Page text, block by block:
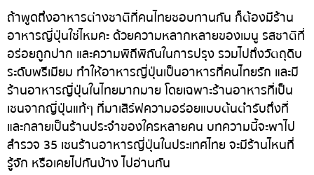
ขนมหวานญี่ปุ่น
เทมปุระ
โอมากาเสะ
ร้านอาหารญี่ปุ่นระดับพรีเมียม
ซาชิมิ/อาหารทะเล
อาหารตะวันตกสไตล์ญี่ปุ่น
ปลาไหลย่าง
อารีย์
สีลม
สาทร
อ่อนนุช
พระราม 9
รัชดา
พระโขนง
ถ้าพูดถึงอาหารต่างชาติที่คนไทยชอบทานกัน ก็ต้องมีร้าน
อาหารญี่ปุ่นใช่ไหมคะ ด้วยความหลากหลายของเมนู รสชาติที่
อร่อยถูกปาก และความพิถีพิถันในการปรุง รวมไปถึงวัตถุดิบ
ระดับพรีเมียม ทำให้อาหารญี่ปุ่นเป็นอาหารที่คนไทยรัก และมี
ร้านอาหารญี่ปุ่นในไทยมากมาย โดยเฉพาะร้านอาหารที่เป็น
เชนจากญี่ปุ่นแท้ๆ ที่มาเสิร์ฟความอร่อยแบบต้นตำรับถึงที่
และกลายเป็นร้านประจำของใครหลายคน บทความนี้จะพาไป
สำรวจ 35 เชนร้านอาหารญี่ปุ่นในประเทศไทย จะมีร้านไหนที่
รู้จัก หรือเคยไปกันบ้าง ไปอ่านกัน